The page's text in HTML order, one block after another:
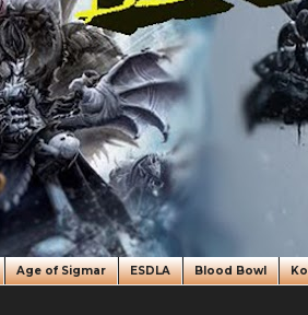
Age of Sigmar ESDLA Blood Bowl